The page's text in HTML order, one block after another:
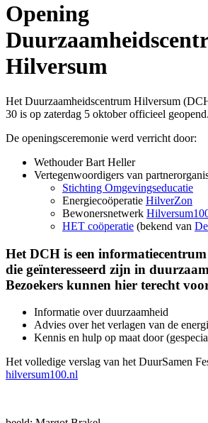
Opening
Hilversum
Het Duurzaamheidscentrum Hilversum
30 is op zaterdag 5 oktober officieel geopend.
De openingsceremonie werd verricht door:
Wethouder Bart Heller
Vertegenwoordigers van
Stichting Omgevingseducatie
Energiecoöperatie HilverZon
Bewonersnetwerk
HET coöperatie (bekend van
Het DCH is een
die geïnteresseerd zijn in
Bezoekers kunnen hier terecht
Informatie over duurzaamheid
Advies over het verlagen van de
Kennis en hulp op maat door
Het volledige verslag van het DuurSamen
hilversum100.nl